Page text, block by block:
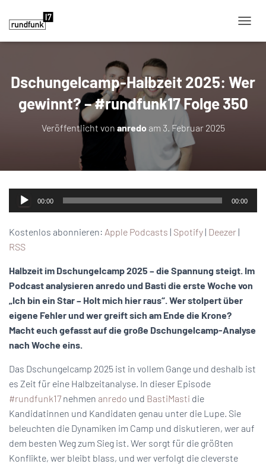
Dschungelcamp-Halbzeit 2025: Wer
gewinnt? – #rundfunk17 Folge 350
Veröffentlicht von anredoam 3. Februar 2025
Audio-
Player
00:00 00:00
Kostenlos abonnieren: Apple Podcasts | Spotify| Deezer|
RSS
Halbzeit im Dschungelcamp 2025 – die Spannung steigt. Im
Podcast analysieren anredo und Basti die erste Woche von
„Ich bin ein Star – Holt mich hier raus“. Wer stolpert über
eigene Fehler und wer greift sich am Ende die Krone?
Macht euch gefasst auf die große Dschungelcamp-Analyse
nach Woche eins.
Das Dschungelcamp 2025 ist in vollem Gange und deshalb ist
es Zeit für eine Halbzeitanalyse. In dieser Episode
#rundfunk17 nehmen anredo und BastiMasti die
Kandidatinnen und Kandidaten genau unter die Lupe. Sie
beleuchten die Dynamiken im Camp und diskutieren, wer auf
dem besten Weg zum Sieg ist. Wer sorgt für die größten
Konflikte, wer bleibt blass, und wer verfolgt die cleverste